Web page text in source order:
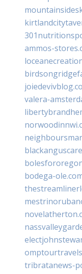
ammos-
valera-
bodega-
tribratanews-